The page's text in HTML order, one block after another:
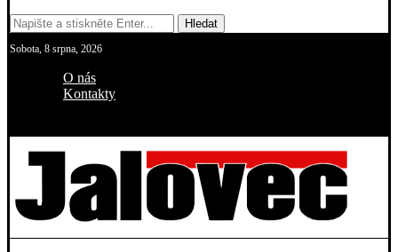
Hledat
Sobota, 8 srpna, 2026
O nás
Kontakty